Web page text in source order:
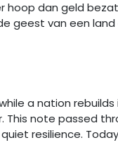
dan geld
geest van een
a nation
This note passed
resilience.